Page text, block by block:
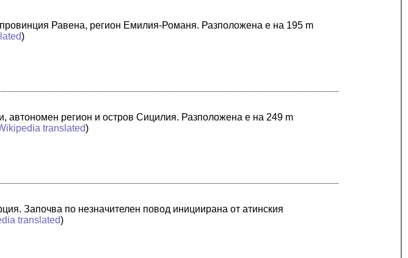
Равена, регион Емилия-Романя. Разположена е на 195 m
)
регион и остров Сицилия. Разположена е на 249 m
translated)
Започва по незначителен повод инициирана от атинския
translated)